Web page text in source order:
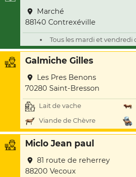
Marché
88140 Contrexéville
Tous les mardi et vendredi
Galmiche Gilles
Les Pres Benons
70280 Saint-Bresson
Lait de vache
Viande de Chèvre
Miclo Jean paul
81 route de reherrey
88200 Vecoux